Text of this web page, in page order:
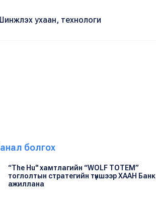
ухаан, технологи
болгох
“The Hu" хамтлагийн “WOLF TOTEM”
тоглолтын стратегийн түншээр ХААН Банк
ажиллана